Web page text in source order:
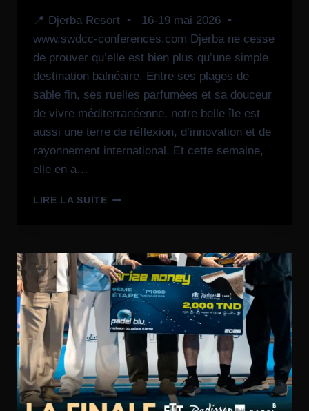
📍 Djerba Resort • 16-19 mai 2026 •
www.swdcc-conferences.com Djerba ne cesse
de prouver qu’elle est bien plus qu’une simple
destination balnéaire. Entre ses plages de
sable fin, ses ruelles parfumées et sa douceur
de vivre méditerranéenne, notre belle île est
aussi une terre de réflexion, d’innovation et de
rayonnement international. Et cette semaine,
elle en a…
LIRE LA SUITE